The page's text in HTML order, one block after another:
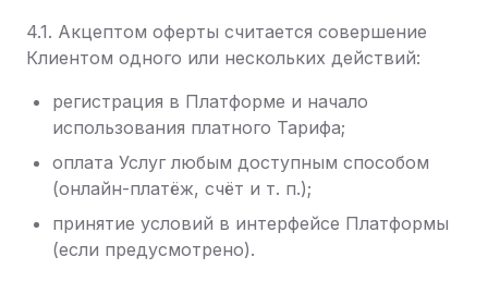
4.1. Акцептом оферты считается совершение
Клиентом одного или нескольких действий:
регистрация в Платформе и начало
использования платного Тарифа;
оплата Услуг любым доступным способом
(онлайн-платёж, счёт и т. п.);
принятие условий в интерфейсе Платформы
(если предусмотрено).